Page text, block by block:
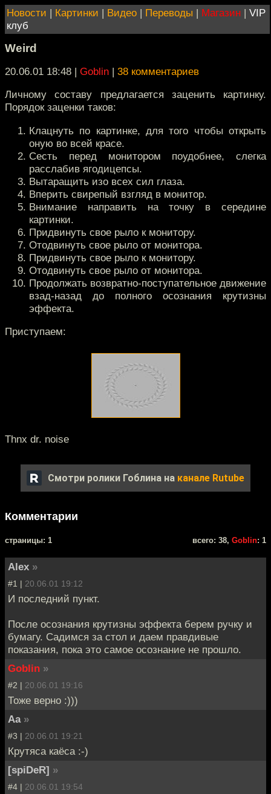
Новости | Картинки | Видео | Переводы | Магазин | VIP
клуб
Weird
20.06.01 18:48 | Goblin | 38 комментариев
Личному составу предлагается заценить картинку.
Порядок заценки таков:
Клацнуть по картинке, для того чтобы открыть
оную во всей красе.
Сесть перед монитором поудобнее, слегка
расслабив ягодицепсы.
Вытаращить изо всех сил глаза.
Вперить свирепый взгляд в монитор.
Внимание направить на точку в середине
картинки.
Придвинуть свое рыло к монитору.
Отодвинуть свое рыло от монитора.
Придвинуть свое рыло к монитору.
Отодвинуть свое рыло от монитора.
Продолжать возвратно-поступательное движение
взад-назад до полного осознания крутизны
эффекта.
Приступаем:
Thnx dr. noise
Смотри ролики Гоблина на канале Rutube
Комментарии
cтраницы: 1 всего: 38, Goblin: 1
Alex »
#1 | 20.06.01 19:12
И последний пункт.
После осознания крутизны эффекта берем ручку и
бумагу. Садимся за стол и даем правдивые
показания, пока это самое осознание не прошло.
Goblin »
#2 | 20.06.01 19:16
Тоже верно :)))
Aa »
#3 | 20.06.01 19:21
Крутяса каёса :-)
[spiDeR] »
#4 | 20.06.01 19:54